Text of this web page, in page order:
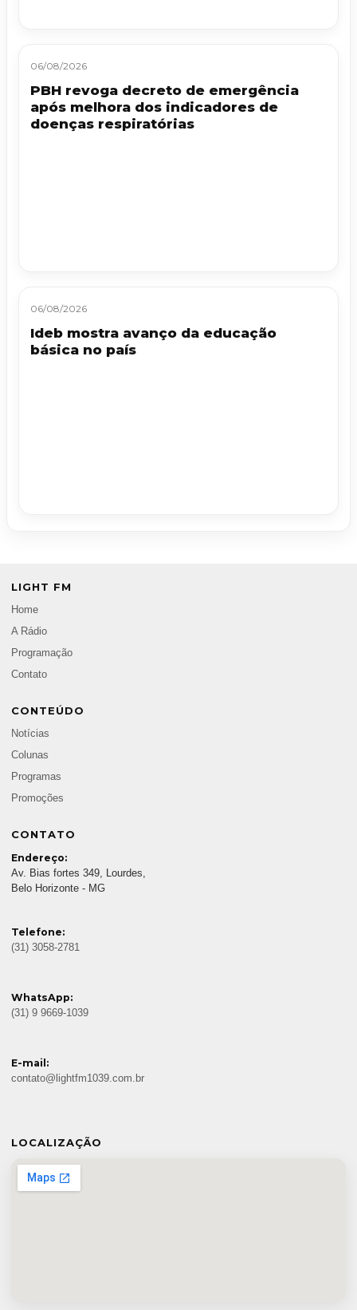
06/08/2026
PBH revoga decreto de emergência
após melhora dos indicadores de
doenças respiratórias
06/08/2026
Ideb mostra avanço da educação
básica no país
LIGHT FM
Home
A Rádio
Programação
Contato
CONTEÚDO
Notícias
Colunas
Programas
Promoções
CONTATO
Endereço:
Av. Bias fortes 349, Lourdes,
Belo Horizonte - MG
Telefone:
(31) 3058-2781
WhatsApp:
(31) 9 9669-1039
E-mail:
contato@lightfm1039.com.br
LOCALIZAÇÃO